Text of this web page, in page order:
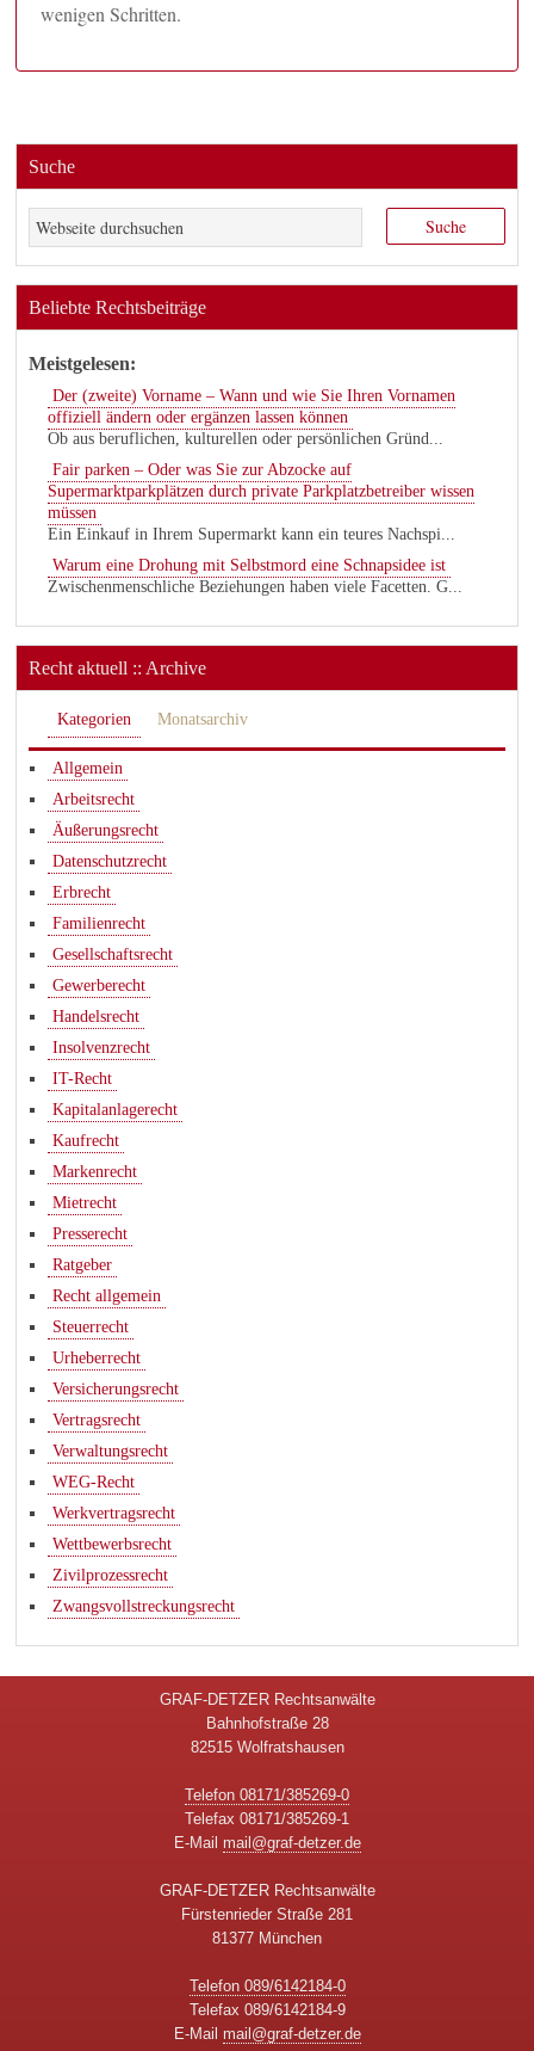
wenigen Schritten.
Suche
Beliebte Rechtsbeiträge
Meistgelesen:
Der (zweite) Vorname – Wann und wie Sie Ihren Vornamen
offiziell ändern oder ergänzen lassen können
Ob aus beruflichen, kulturellen oder persönlichen Gründ...
Fair parken – Oder was Sie zur Abzocke auf
Supermarktparkplätzen durch private Parkplatzbetreiber wissen
müssen
Ein Einkauf in Ihrem Supermarkt kann ein teures Nachspi...
Warum eine Drohung mit Selbstmord eine Schnapsidee ist
Zwischenmenschliche Beziehungen haben viele Facetten. G...
Recht aktuell :: Archive
Kategorien Monatsarchiv
Allgemein
Arbeitsrecht
Äußerungsrecht
Datenschutzrecht
Erbrecht
Familienrecht
Gesellschaftsrecht
Gewerberecht
Handelsrecht
Insolvenzrecht
IT-Recht
Kapitalanlagerecht
Kaufrecht
Markenrecht
Mietrecht
Presserecht
Ratgeber
Recht allgemein
Steuerrecht
Urheberrecht
Versicherungsrecht
Vertragsrecht
Verwaltungsrecht
WEG-Recht
Werkvertragsrecht
Wettbewerbsrecht
Zivilprozessrecht
Zwangsvollstreckungsrecht
GRAF-DETZER Rechtsanwälte
Bahnhofstraße 28
82515 Wolfratshausen
Telefon 08171/385269-0
Telefax 08171/385269-1
E-Mail mail@graf-detzer.de
GRAF-DETZER Rechtsanwälte
Fürstenrieder Straße 281
81377 München
Telefon 089/6142184-0
Telefax 089/6142184-9
E-Mail mail@graf-detzer.de